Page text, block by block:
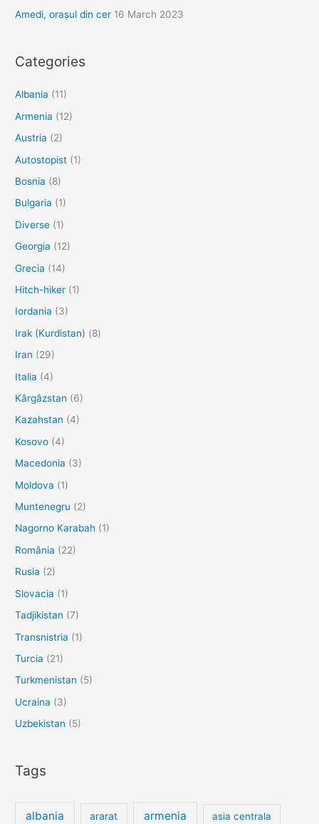
Amedi, orașul din cer 16 March 2023
Categories
Albania (11)
Armenia (12)
Austria (2)
Autostopist (1)
Bosnia (8)
Bulgaria (1)
Diverse (1)
Georgia (12)
Grecia (14)
Hitch-hiker (1)
Iordania (3)
Irak (Kurdistan) (8)
Iran (29)
Italia (4)
Kârgâzstan (6)
Kazahstan (4)
Kosovo (4)
Macedonia (3)
Moldova (1)
Muntenegru (2)
Nagorno Karabah (1)
România (22)
Rusia (2)
Slovacia (1)
Tadjikistan (7)
Transnistria (1)
Turcia (21)
Turkmenistan (5)
Ucraina (3)
Uzbekistan (5)
Tags
albania ararat armenia asia centrala